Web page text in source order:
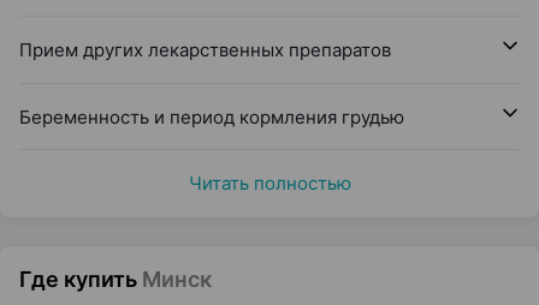
Прием других лекарственных препаратов
Беременность и период кормления грудью
Читать полностью
Где купить Минск